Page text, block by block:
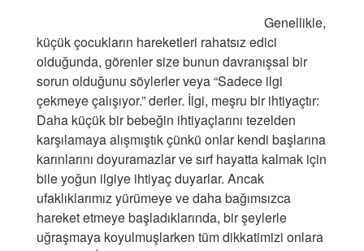
Genellikle,
küçük çocukların hareketleri rahatsız edici
olduğunda, görenler size bunun davranışsal bir
sorun olduğunu söylerler veya “Sadece ilgi
çekmeye çalışıyor.” derler. İlgi, meşru bir ihtiyaçtır:
Daha küçük bir bebeğin ihtiyaçlarını tezelden
karşılamaya alışmıştık çünkü onlar kendi başlarına
karınlarını doyuramazlar ve sırf hayatta kalmak için
bile yoğun ilgiye ihtiyaç duyarlar. Ancak
ufaklıklarımız yürümeye ve daha bağımsızca
hareket etmeye başladıklarında, bir şeylerle
uğraşmaya koyulmuşlarken tüm dikkatimizi onlara